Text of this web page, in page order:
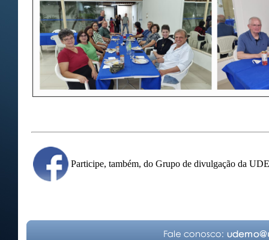
Participe, também, do Grupo de divulgação da